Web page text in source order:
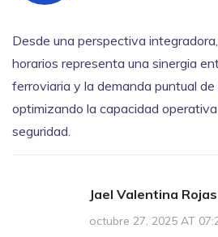
Desde una perspectiva
horarios representa una sinergia
ferroviaria y la demanda puntual
optimizando la capacidad
seguridad.
Jael Valentina
octubre 27, 2025 AT